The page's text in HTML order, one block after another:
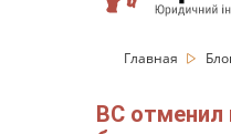
Главная
ВС отменил